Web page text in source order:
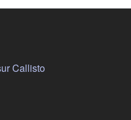
Callisto